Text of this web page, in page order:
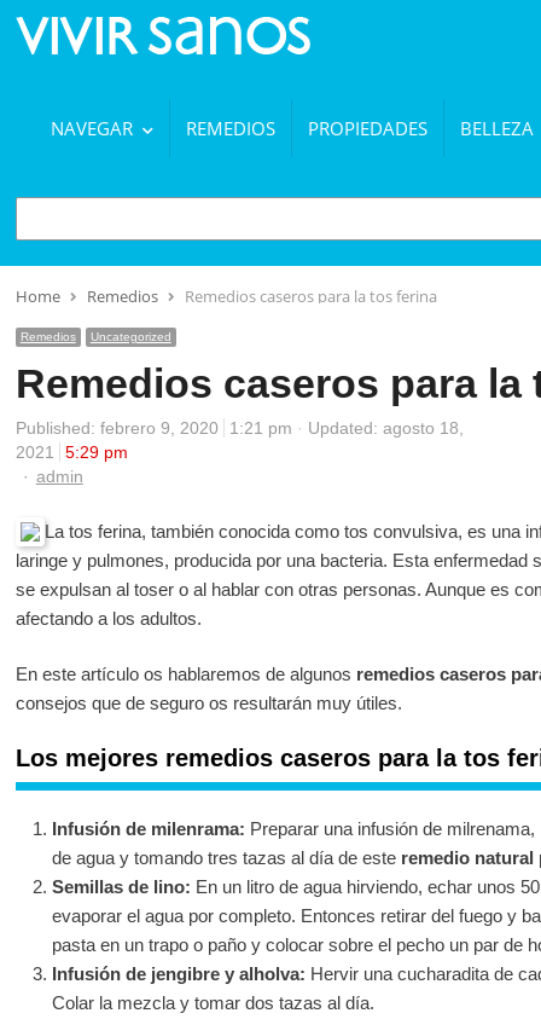
NAVEGAR REMEDIOS PROPIEDADES BELLEZA
BUSCAR
Home Remedios Remedios caseros para la tos ferina
Remedios Uncategorized
Remedios caseros para la
Published: febrero 9, 2020 1:21 pm
Updated: agosto 18,
2021
5:29 pm
Author
admin
La tos ferina, también conocida como tos convulsiva, es una
laringe y pulmones, producida por una bacteria. Esta enfermedad
se expulsan al toser o al hablar con otras personas. Aunque es
afectando a los adultos.
En este artículo os hablaremos de algunos remedios caseros
consejos que de seguro os resultarán muy útiles.
Los mejores remedios caseros para la tos
Infusión de milenrama: Preparar una infusión de
de agua y tomando tres tazas al día de este remedio natural
Semillas de lino: En un litro de agua hirviendo, echar unos
evaporar el agua por completo. Entonces retirar del fuego y
pasta en un trapo o paño y colocar sobre el pecho un par de
Infusión de jengibre y alholva: Hervir una cucharadita de
Colar la mezcla y tomar dos tazas al día.